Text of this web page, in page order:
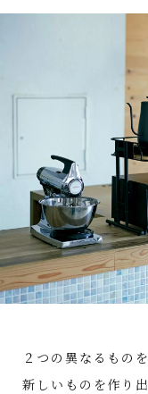
２つの異なるもの
新しいものを作り